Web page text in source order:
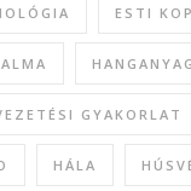
ESTI
HANGANYAG
GYAKORLAT
HÁLA